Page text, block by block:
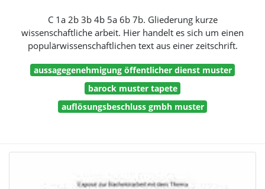
C 1a 2b 3b 4b 5a 6b 7b. Gliederung kurze
wissenschaftliche arbeit. Hier handelt es sich um einen
populärwissenschaftlichen text aus einer zeitschrift.
aussagegenehmigung öffentlicher dienst muster
barock muster tapete
auflösungsbeschluss gmbh muster